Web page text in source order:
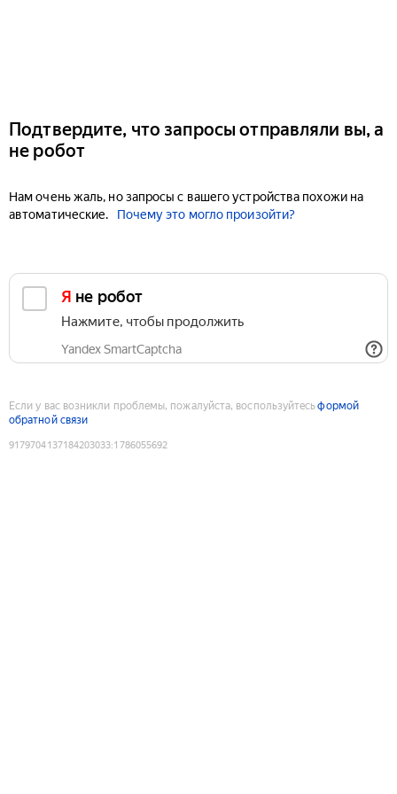
Подтвердите, что запросы отправляли вы, а
не робот
Нам очень жаль, но запросы с вашего устройства похожи на
автоматические.
Почему это могло произойти?
Я не робот
Нажмите, чтобы продолжить
Yandex SmartCaptcha
Если у вас возникли проблемы, пожалуйста, воспользуйтесьформой
обратной связи
9179704137184203033:1786055692